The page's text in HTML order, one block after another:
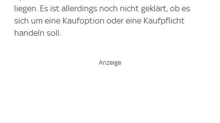
liegen. Es ist allerdings noch nicht geklärt, ob es
sich um eine Kaufoption oder eine Kaufpflicht
handeln soll.